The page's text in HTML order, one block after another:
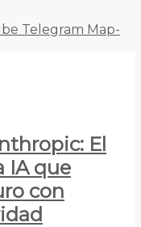
Telegram Map-
El
IA que
con